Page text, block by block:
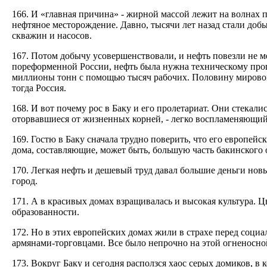
166. И «главная причина» - жирной массой лежит на волнах
нефтяное месторождение. Давно, тысячи лет назад стали
скважин и насосов.
167. Потом добычу усовершенствовали, и нефть повезли
пореформенной России, нефть была нужна техническому
миллионы тонн с помощью тысяч рабочих. Половину
тогда Россия.
168. И вот почему рос в Баку и его пролетариат. Они
оторвавшиеся от жизненных корней, - легко
169. Гостю в Баку сначала трудно поверить, что его
дома, составляющие, может быть, большую часть бакинского
170. Легкая нефть и дешевый труд давал большие деньги
город.
171. А в красивых домах взращивалась и высокая культура.
образованности.
172. Но в этих европейских домах жили в страхе перед
армянами-торговцами. Все было непрочно на этой
173. Вокруг Баку и сегодня расползся хаос серых домиков,